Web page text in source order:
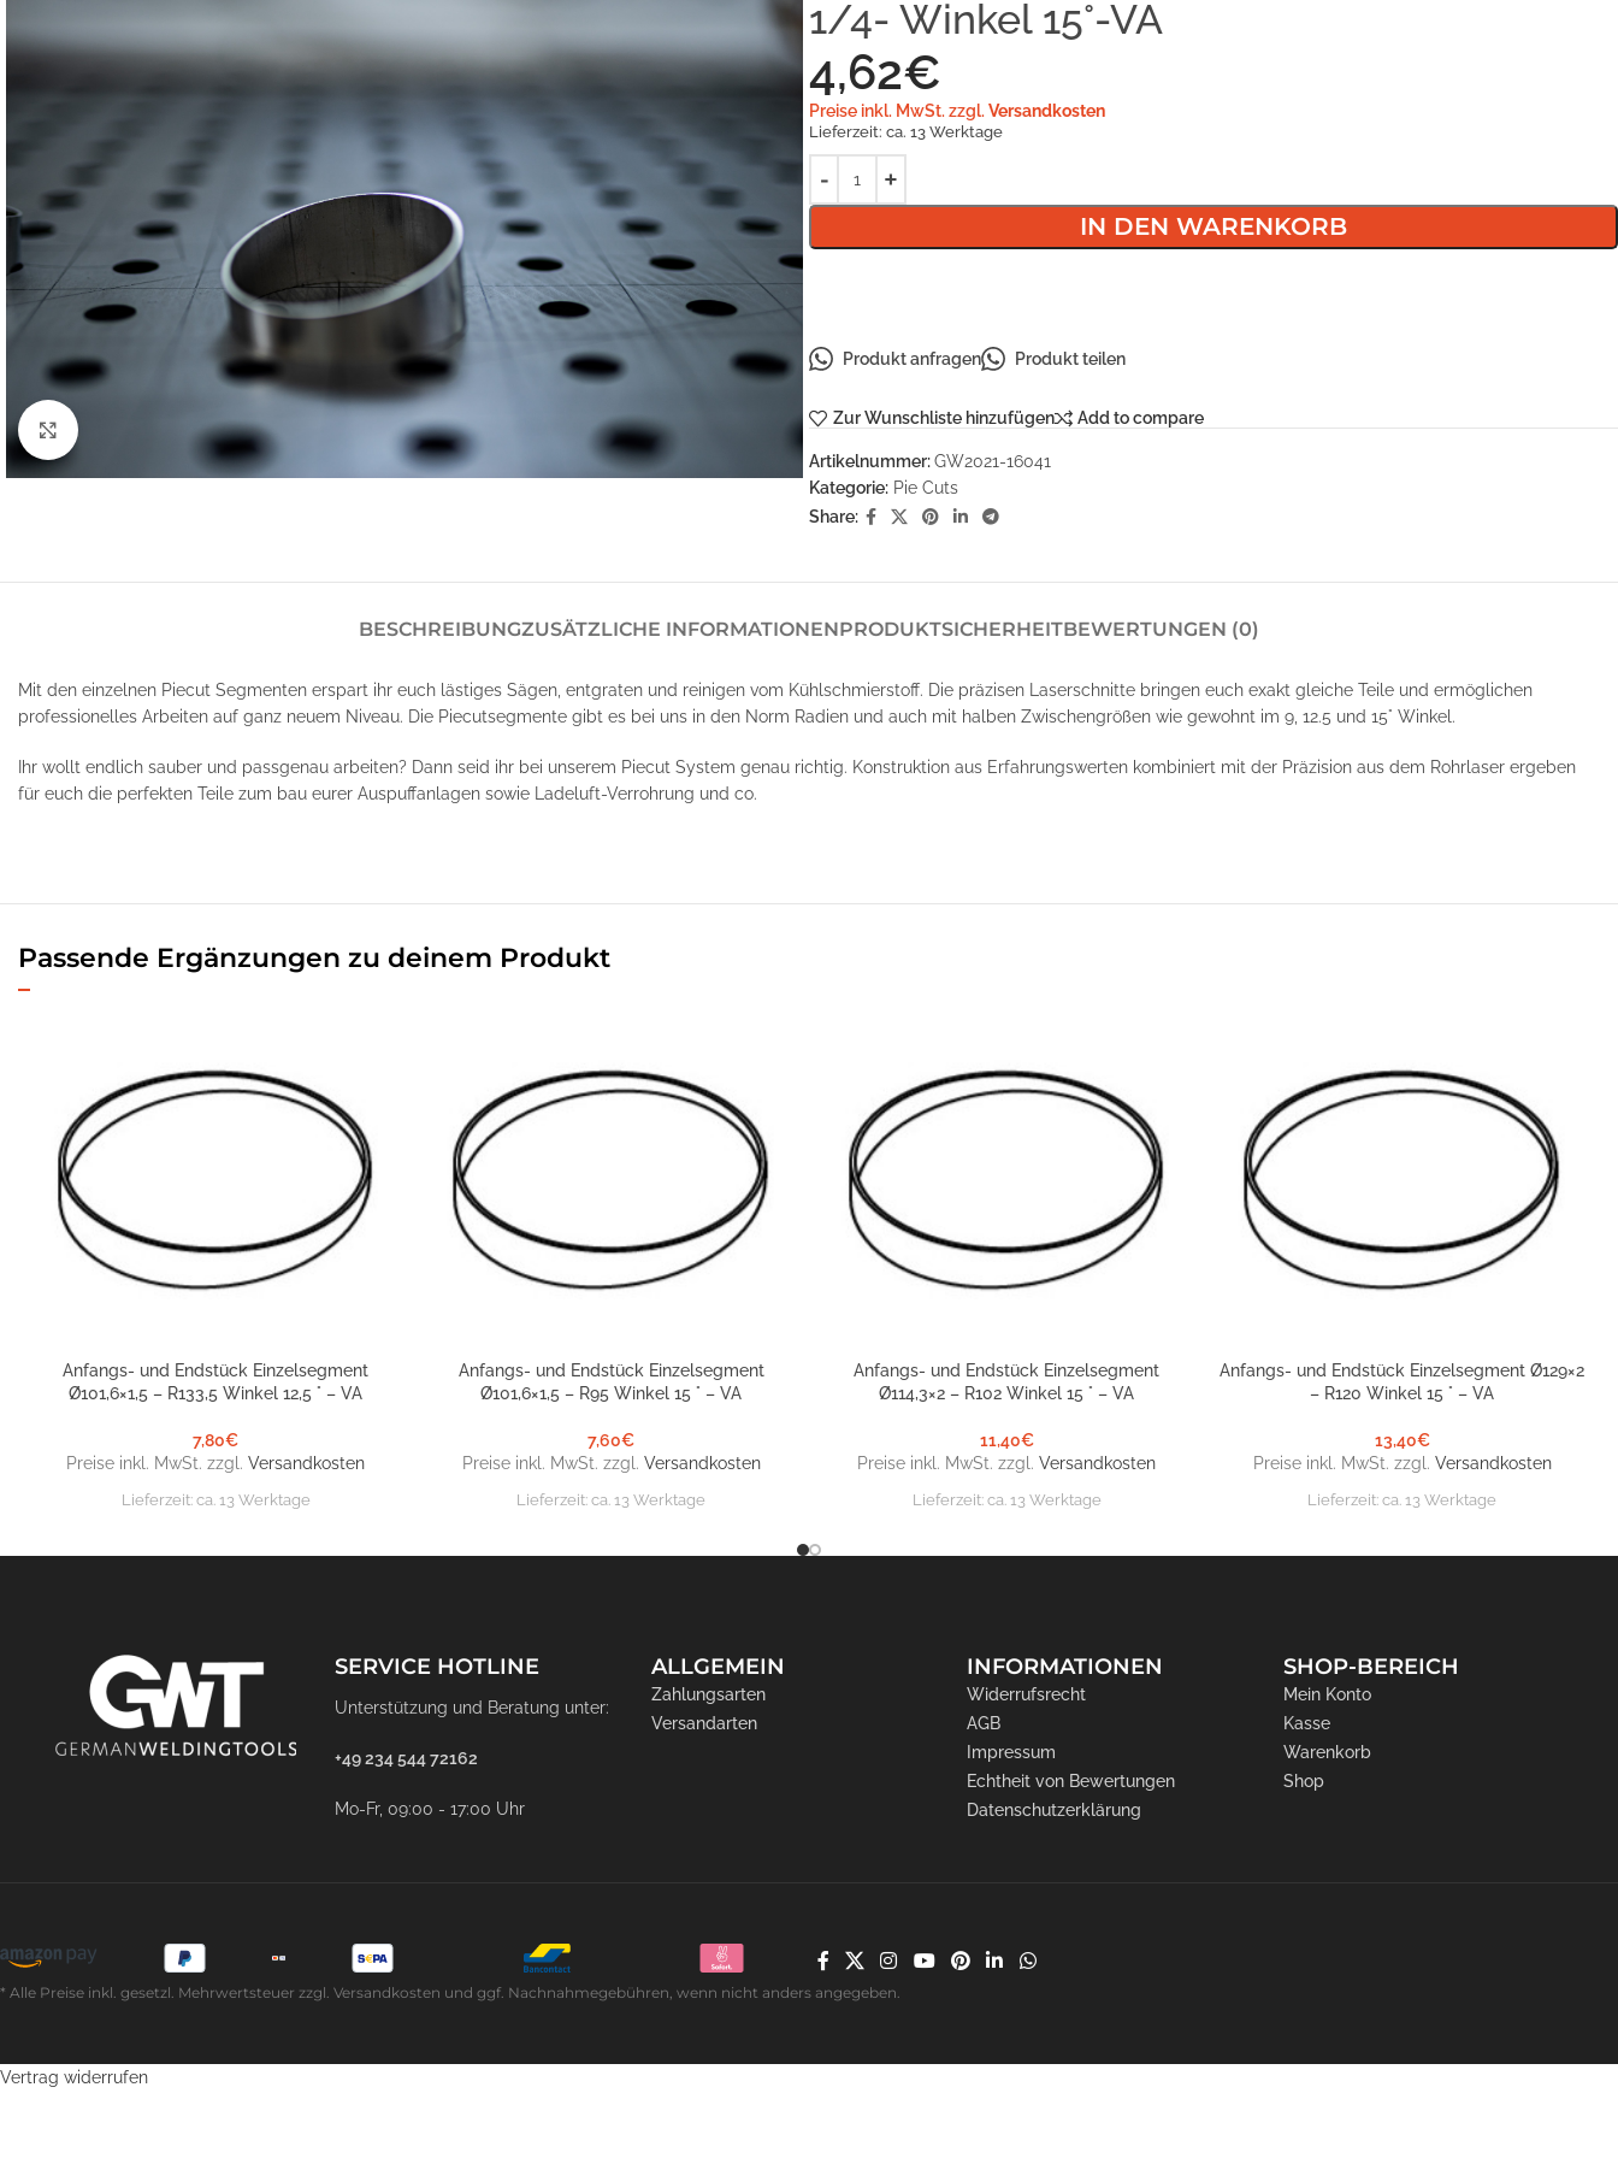
Klick zum Vergrößern
1/4- Winkel 15°-VA
4,62€
Preise inkl. MwSt. zzgl. Versandkosten
Lieferzeit: ca. 13 Werktage
IN DEN WARENKORB
Produkt anfragen Produkt teilen
Zur Wunschliste hinzufügen Add to compare
Artikelnummer:GW2021-16041
Kategorie: Pie Cuts
Share:
BESCHREIBUNGZUSÄTZLICHE INFORMATIONENPRODUKTSICHERHEITBEWERTUNGEN (0)
Mit den einzelnen Piecut Segmenten erspart ihr euch lästiges Sägen, entgraten und reinigen vom Kühlschmierstoff. Die präzisen Laserschnitte bringen euch exakt gleiche Teile und ermöglichen
professionelles Arbeiten auf ganz neuem Niveau. Die Piecutsegmente gibt es bei uns in den Norm Radien und auch mit halben Zwischengrößen wie gewohnt im 9, 12.5 und 15° Winkel.
Ihr wollt endlich sauber und passgenau arbeiten? Dann seid ihr bei unserem Piecut System genau richtig. Konstruktion aus Erfahrungswerten kombiniert mit der Präzision aus dem Rohrlaser ergeben
für euch die perfekten Teile zum bau eurer Auspuffanlagen sowie Ladeluft-Verrohrung und co.
Passende Ergänzungen zu deinem Produkt
IN DEN WARENKORB
Anfangs- und Endstück Einzelsegment
Ø101,6×1,5 – R133,5 Winkel 12,5 ° – VA
7,80€
Preise inkl. MwSt. zzgl.Versandkosten
Lieferzeit: ca. 13 Werktage
IN DEN WARENKORB
Anfangs- und Endstück Einzelsegment
Ø101,6×1,5 – R95 Winkel 15 ° – VA
7,60€
Preise inkl. MwSt. zzgl. Versandkosten
Lieferzeit:ca. 13 Werktage
IN DEN WARENKORB
Anfangs- und Endstück Einzelsegment
Ø114,3×2 – R102 Winkel 15 ° – VA
11,40€
Preise inkl. MwSt. zzgl.Versandkosten
Lieferzeit: ca. 13 Werktage
IN DEN WARENKORB
Anfangs- und Endstück Einzelsegment Ø129×2
– R120 Winkel 15 ° – VA
13,40€
Preise inkl. MwSt. zzgl. Versandkosten
Lieferzeit:ca. 13 Werktage
SERVICE HOTLINE
Unterstützung und Beratung unter:
+49 234 544 72162
Mo-Fr, 09:00 - 17:00 Uhr
ALLGEMEIN
Zahlungsarten
Versandarten
INFORMATIONEN
Widerrufsrecht
AGB
Impressum
Echtheit von Bewertungen
Datenschutzerklärung
SHOP-BEREICH
Mein Konto
Kasse
Warenkorb
Shop
* Alle Preise inkl. gesetzl. Mehrwertsteuer zzgl. Versandkosten und ggf. Nachnahmegebühren, wenn nicht anders angegeben.
Vertrag widerrufen